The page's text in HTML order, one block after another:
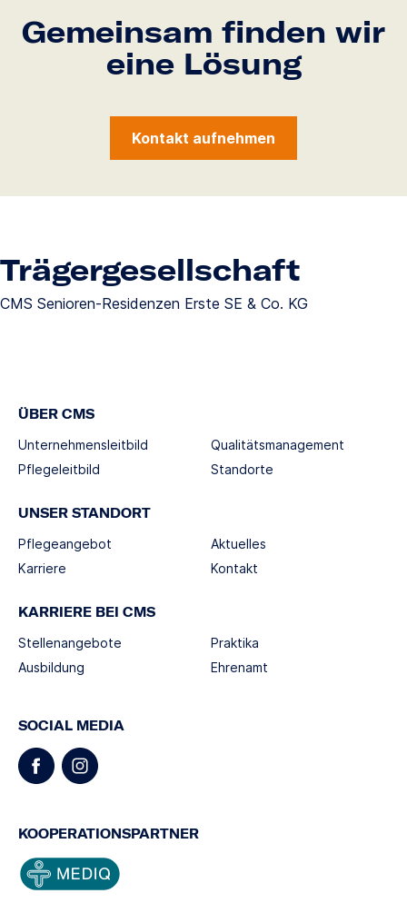
Gemeinsam finden wir
eine Lösung
Kontakt aufnehmen
Trägergesellschaft
CMS Senioren-Residenzen Erste SE & Co. KG
ÜBER CMS
Unternehmensleitbild
Pflegeleitbild
Qualitätsmanagement
Standorte
UNSER STANDORT
Pflegeangebot
Karriere
Aktuelles
Kontakt
KARRIERE BEI CMS
Stellenangebote
Ausbildung
Praktika
Ehrenamt
SOCIAL MEDIA
KOOPERATIONSPARTNER